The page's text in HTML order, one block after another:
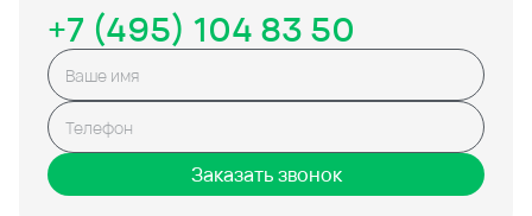
+7 (495) 104 83 50
Заказать звонок